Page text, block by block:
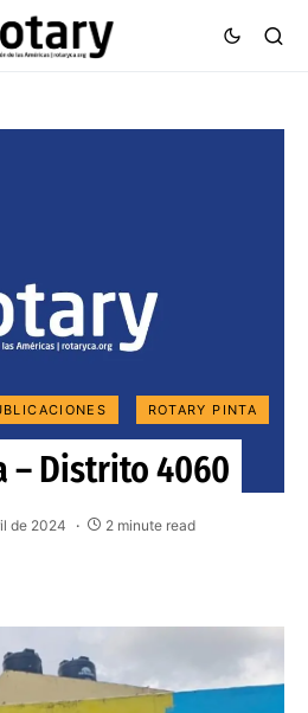
ROTARY PINTA
– Distrito 4060
de 2024 2 minute read